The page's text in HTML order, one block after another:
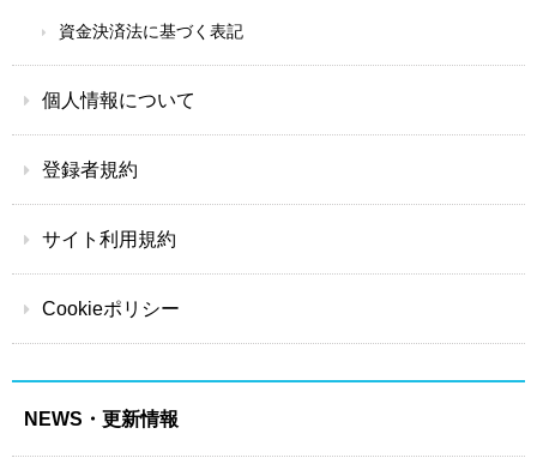
資金決済法に基づく表記
個人情報について
登録者規約
サイト利用規約
Cookieポリシー
NEWS・更新情報